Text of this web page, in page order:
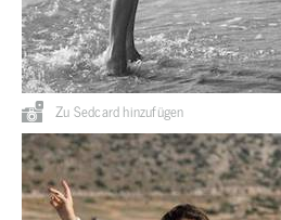
Zu Sedcard hinzufügen